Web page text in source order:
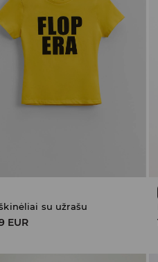
su užrašu
EUR